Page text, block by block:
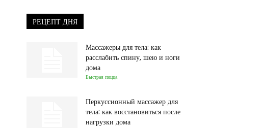
РЕЦЕПТ ДНЯ
Массажеры для тела: как
расслабить спину, шею и ноги
дома
Быстрая пицца
Перкуссионный массажер для
тела: как восстановиться после
нагрузки дома